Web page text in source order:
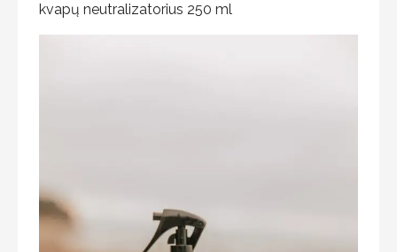
kvapų neutralizatorius 250 ml